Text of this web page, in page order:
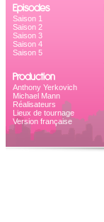
Episodes
Saison 1
Saison 2
Saison 3
Saison 4
Saison 5
Production
Anthony Yerkovich
Michael Mann
Réalisateurs
Lieux de tournage
Version française